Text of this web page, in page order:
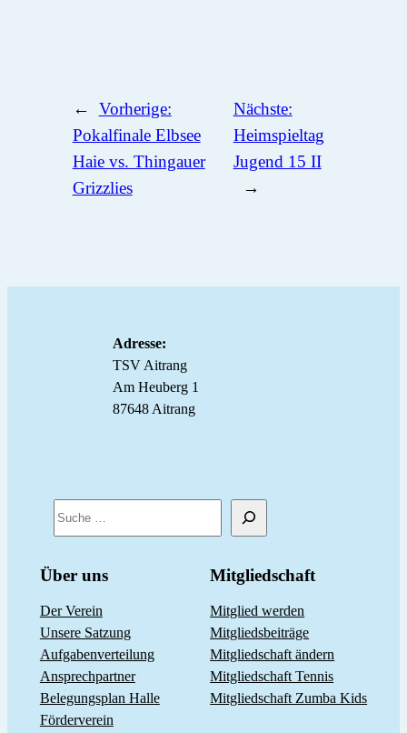
←
Vorherige:
Pokalfinale Elbsee
Haie vs. Thingauer
Grizzlies
Nächste:
Heimspieltag
Jugend 15 II
→
Adresse:
TSV Aitrang
Am Heuberg 1
87648 Aitrang
S
u
e
n
Über uns
Der Verein
Unsere Satzung
Aufgabenverteilung
Ansprechpartner
Belegungsplan Halle
Förderverein
Mitgliedschaft
Mitglied werden
Mitgliedsbeiträge
Mitgliedschaft ändern
Mitgliedschaft Tennis
Mitgliedschaft Zumba Kids